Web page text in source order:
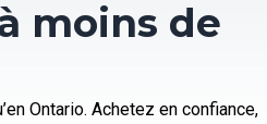
moins de
Ontario. Achetez en confiance,